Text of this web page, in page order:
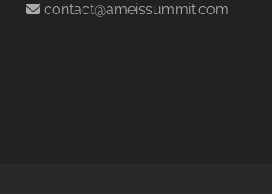
contact@ameissummit.com